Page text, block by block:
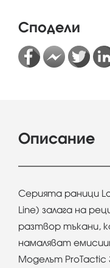
Сподели
Описание
Серията раници
Line) залага на
разтвор тъкани,
намаляват
Моделът ProTactic